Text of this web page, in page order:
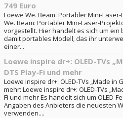
749 Euro
Loewe We. Beam: Portabler Mini-
We. Beam: Portabler Mini-Laser-
vorgestellt. Hier handelt es sich um
damit portables Modell, das ihr
einer...
Loewe inspire dr+: OLED-TVs
DTS Play-Fi und mehr
Loewe inspire dr+: OLED-TVs „Made in
mehr: Loewe inspire dr+: OLED-TVs
Fi und mehr Es handelt sich um OLED-
Angaben des Anbieters die neuesten
verwenden....